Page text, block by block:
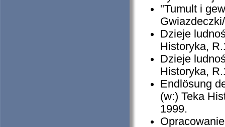
"Tumult i
Dzieje
Historyka,
Dzieje
Historyka,
Endlösung
(w:) Teka
1999.